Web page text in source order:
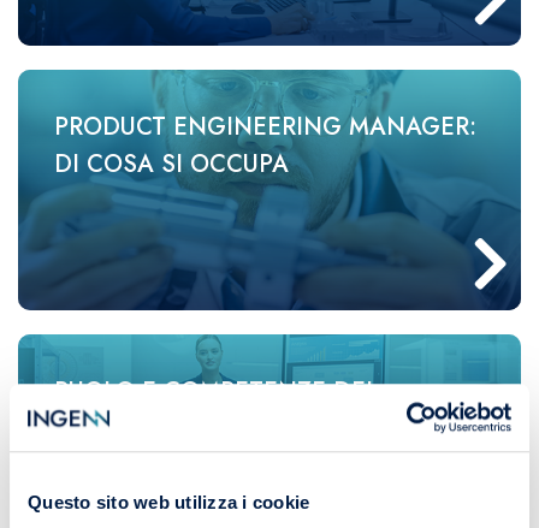
Questo sito web utilizza i cookie
PRODUCT ENGINEERING MANAGER:
DI COSA SI OCCUPA
RUOLO E COMPETENZE DEL
PRODUCT MARKETING ENGINEER